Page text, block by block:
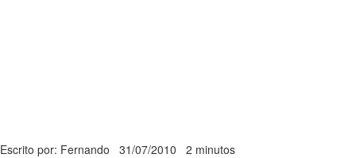
Escrito por: Fernando 31/07/2010 2 minutos